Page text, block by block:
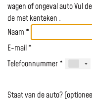
wagen of ongeval autoVul
demet kenteken .
Naam *
E-mail *
Telefoonnummer *
Staat van de auto?